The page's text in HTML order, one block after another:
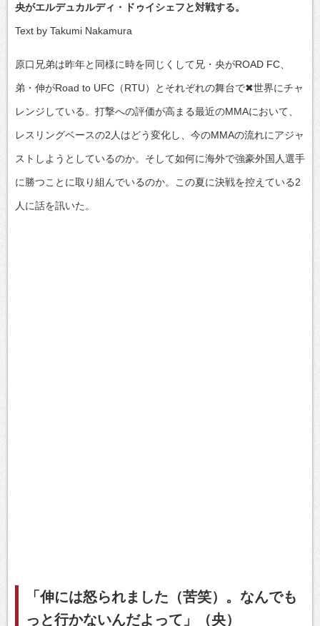
央がエルデュカルディ・ドゥイシェフと対戦する。
Text by Takumi Nakamura
原口兄弟は昨年と同様に時を同じくして兄・央がROAD FC、
弟・伸がRoad to UFC（RTU）とそれぞれの舞台で✖世界にチャ
レンジしている。打撃への評価が高まる最近のMMAにおいて、
レスリングベースの2人はどう変化し、今のMMAの流れにアジャ
ストしようとしているのか。そして如何に海外で強豪外国人選手
に勝つことに取り組んでいるのか。この夏に決戦を控えている2
人に話を訊いた。
「伸には怒られました（苦笑）。なんでも
っと行かないんだよって」（央）